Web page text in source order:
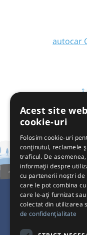
autocar
Acest site
cookie-uri
Folosim cookie-uri
conținutul, reclamele
traficul. De
informații despre
cu partenerii noștri de
care le pot combina
care le-ați furnizat
colectat din utilizarea
de confidențialitate